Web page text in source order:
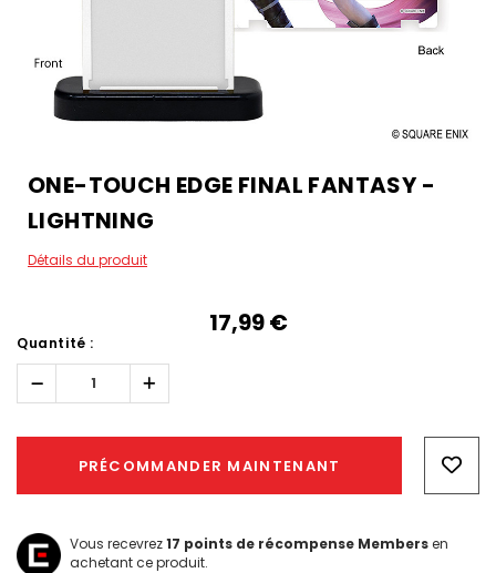
ONE-TOUCH EDGE FINAL FANTASY -
LIGHTNING
Détails du produit
17,99‎ ‎€
Quantité :
Réduire
quantité :
Augmenter
la
quantité :
PRÉCOMMANDER MAINTENANT
Vous recevrez17 points de récompense Membersen
achetant ce produit.